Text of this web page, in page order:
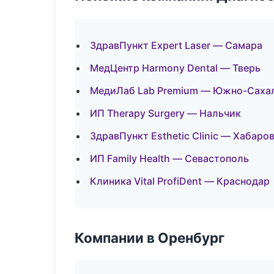
ЗдравПункт Expert Laser — Самара
МедЦентр Harmony Dental — Тверь
МедиЛаб Lab Premium — Южно-
ИП Therapy Surgery — Нальчик
ЗдравПункт Esthetic Clinic —
ИП Family Health — Севастополь
Клиника Vital ProfiDent — Краснодар
Компании в Оренбург